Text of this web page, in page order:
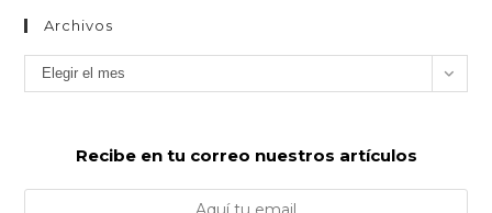
Archivos
Archivos
Elegir el mes
Recibe en tu correo nuestros artículos